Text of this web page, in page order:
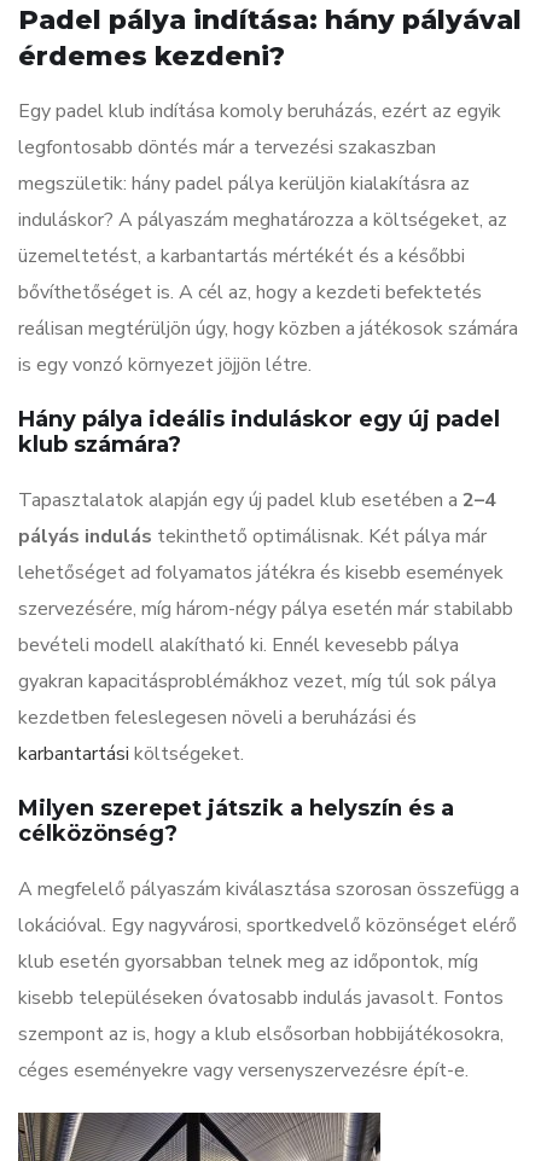
Padel pálya indítása: hány pályával
érdemes kezdeni?
Egy padel klub indítása komoly beruházás, ezért az egyik
legfontosabb döntés már a tervezési szakaszban
megszületik: hány padel pálya kerüljön kialakításra az
induláskor? A pályaszám meghatározza a költségeket, az
üzemeltetést, a karbantartás mértékét és a későbbi
bővíthetőséget is. A cél az, hogy a kezdeti befektetés
reálisan megtérüljön úgy, hogy közben a játékosok számára
is egy vonzó környezet jöjjön létre.
Hány pálya ideális induláskor egy új padel
klub számára?
Tapasztalatok alapján egy új padel klub esetében a 2–4
pályás indulás tekinthető optimálisnak. Két pálya már
lehetőséget ad folyamatos játékra és kisebb események
szervezésére, míg három-négy pálya esetén már stabilabb
bevételi modell alakítható ki. Ennél kevesebb pálya
gyakran kapacitásproblémákhoz vezet, míg túl sok pálya
kezdetben feleslegesen növeli a beruházási és
karbantartási költségeket.
Milyen szerepet játszik a helyszín és a
célközönség?
A megfelelő pályaszám kiválasztása szorosan összefügg a
lokációval. Egy nagyvárosi, sportkedvelő közönséget elérő
klub esetén gyorsabban telnek meg az időpontok, míg
kisebb településeken óvatosabb indulás javasolt. Fontos
szempont az is, hogy a klub elsősorban hobbijátékosokra,
céges eseményekre vagy versenyszervezésre épít-e.